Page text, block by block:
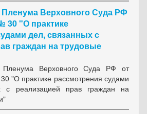
Верховного Суда РФ
30 "О практике
дел, связанных с
граждан на трудовые
Пленума Верховного Суда РФ от
"О практике рассмотрения судами
с реализацией прав граждан на